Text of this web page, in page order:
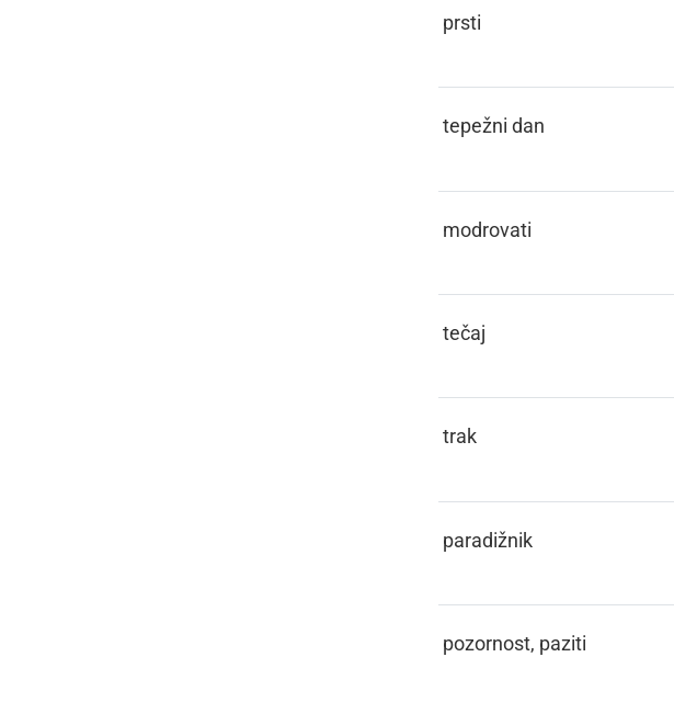
prsti
tepežni dan
modrovati
tečaj
trak
paradižnik
pozornost, paziti